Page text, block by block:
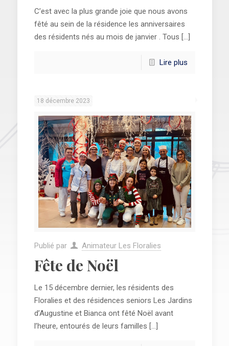
C’est avec la plus grande joie que nous avons
fêté au sein de la résidence les anniversaires
des résidents nés au mois de janvier . Tous […]
Lire plus
18 décembre 2023
Publié par Animateur Les Floralies
Fête de Noël
Le 15 décembre dernier, les résidents des
Floralies et des résidences seniors Les Jardins
d’Augustine et Bianca ont fêté Noël avant
l’heure, entourés de leurs familles […]